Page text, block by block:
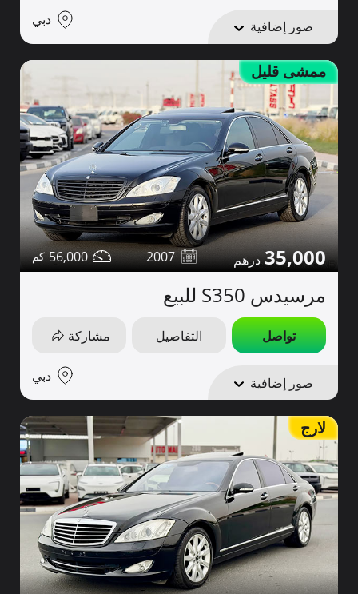
صور إضافية دبي
ممشى قليل
35,000
2007
56,000
مرسيدس S350 للبيع
تواصل التفاصيل مشاركة
صور إضافية دبي
لارج